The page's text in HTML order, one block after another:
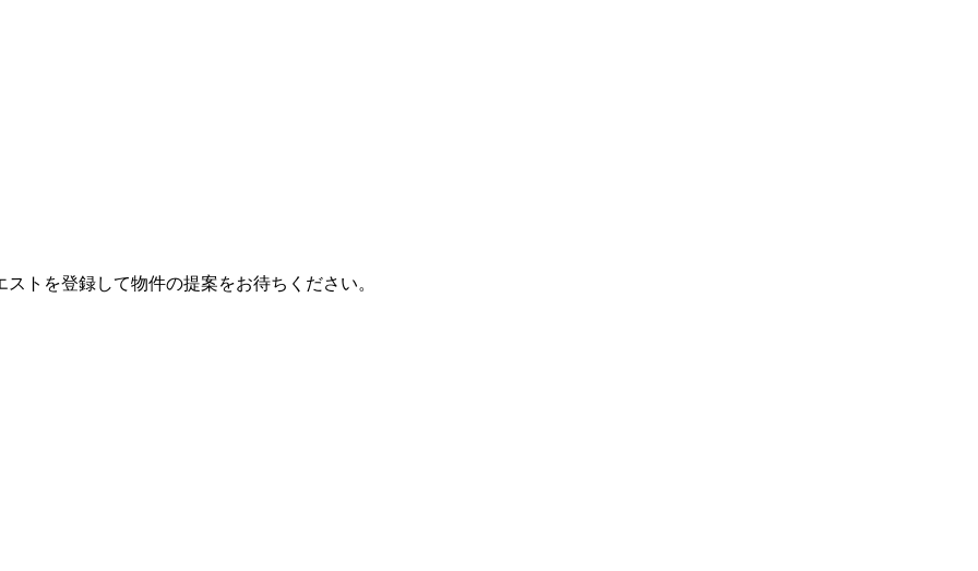
トを登録して物件の提案をお待ちください。